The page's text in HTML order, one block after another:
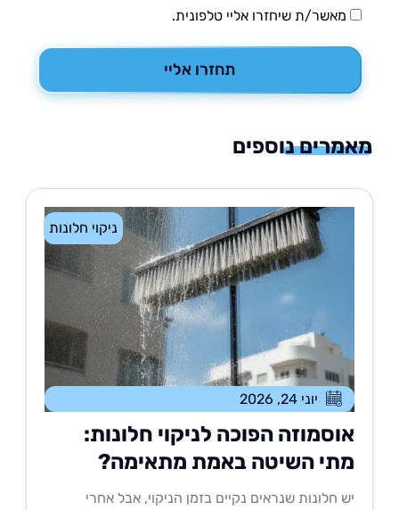
מאשר/ת שיחזרו אליי טלפונית.
תחזרו אליי
נוספים
ניקוי חלונות
יוני 24, 2026
הפוכה לניקוי חלונות:
השיטה באמת מתאימה?
חלונות שנראים נקיים בזמן הניקוי, אבל אחרי